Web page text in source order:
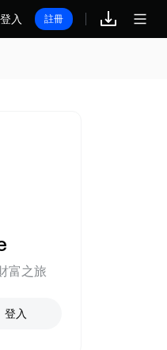
登入 註冊
富之旅
登入